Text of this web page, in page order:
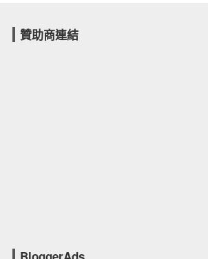
贊助商連結